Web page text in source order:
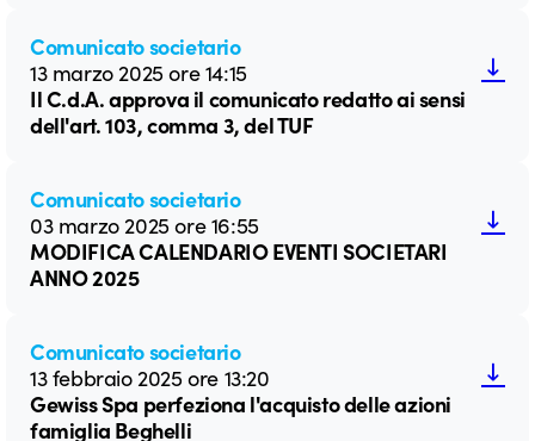
Comunicato societario
13 marzo 2025 ore 14:15
Il C.d.A. approva il comunicato redatto ai sensi
dell'art. 103, comma 3, del TUF
Comunicato societario
03 marzo 2025 ore 16:55
MODIFICA CALENDARIO EVENTI SOCIETARI
ANNO 2025
Comunicato societario
13 febbraio 2025 ore 13:20
Gewiss Spa perfeziona l'acquisto delle azioni
famiglia Beghelli